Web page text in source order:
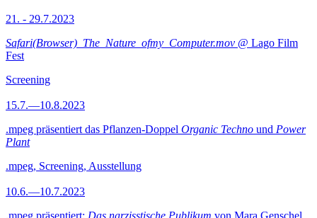
21. - 29.7.2023
Safari(Browser)_The_Nature_ofmy_Computer.mov @ Lago Film
Fest
Screening
15.7.—10.8.2023
.mpeg präsentiert das Pflanzen-Doppel Organic Techno und Power
Plant
.mpeg, Screening, Ausstellung
10.6.—10.7.2023
.mpeg präsentiert: Das narzisstische Publikum von Mara Genschel